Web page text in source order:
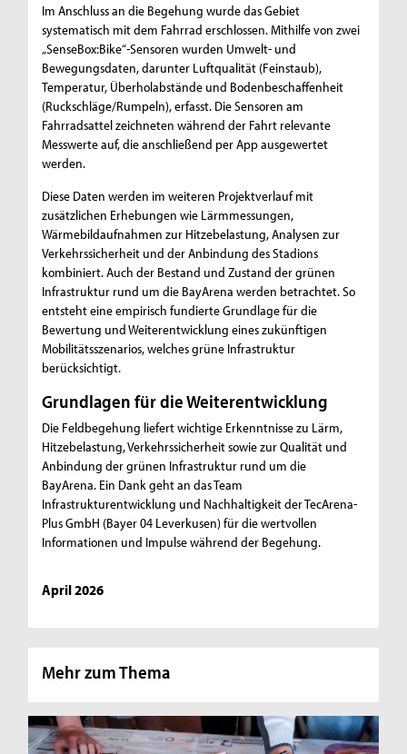
Im Anschluss an die Begehung wurde das Gebiet
systematisch mit dem Fahrrad erschlossen. Mithilfe von zwei
„SenseBox:Bike“-Sensoren wurden Umwelt- und
Bewegungsdaten, darunter Luftqualität (Feinstaub),
Temperatur, Überholabstände und Bodenbeschaffenheit
(Ruckschläge/Rumpeln), erfasst. Die Sensoren am
Fahrradsattel zeichneten während der Fahrt relevante
Messwerte auf, die anschließend per App ausgewertet
werden.
Diese Daten werden im weiteren Projektverlauf mit
zusätzlichen Erhebungen wie Lärmmessungen,
Wärmebildaufnahmen zur Hitzebelastung, Analysen zur
Verkehrssicherheit und der Anbindung des Stadions
kombiniert. Auch der Bestand und Zustand der grünen
Infrastruktur rund um die BayArena werden betrachtet. So
entsteht eine empirisch fundierte Grundlage für die
Bewertung und Weiterentwicklung eines zukünftigen
Mobilitätsszenarios, welches grüne Infrastruktur
berücksichtigt.
Grundlagen für die Weiterentwicklung
Die Feldbegehung liefert wichtige Erkenntnisse zu Lärm,
Hitzebelastung, Verkehrssicherheit sowie zur Qualität und
Anbindung der grünen Infrastruktur rund um die
BayArena. Ein Dank geht an das Team
Infrastrukturentwicklung und Nachhaltigkeit der TecArena-
Plus GmbH (Bayer 04 Leverkusen) für die wertvollen
Informationen und Impulse während der Begehung.
April 2026
Mehr zum Thema